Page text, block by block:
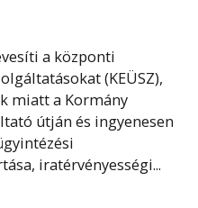
a központi
(KEÜSZ),
miatt a Kormány
útján és ingyenesen
iratérvényességi...